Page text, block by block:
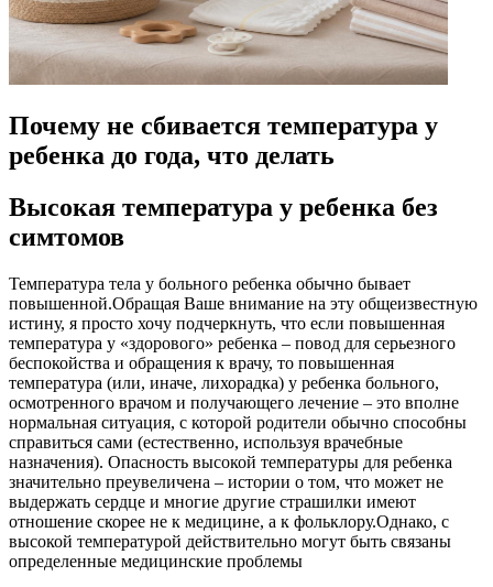
Почему не сбивается температура у
ребенка до года, что делать
Высокая температура у ребенка без
симтомов
Температура тела у больного ребенка обычно бывает
повышенной.Обращая Ваше внимание на эту общеизвестную
истину, я просто хочу подчеркнуть, что если повышенная
температура у «здорового» ребенка – повод для серьезного
беспокойства и обращения к врачу, то повышенная
температура (или, иначе, лихорадка) у ребенка больного,
осмотренного врачом и получающего лечение – это вполне
нормальная ситуация, с которой родители обычно способны
справиться сами (естественно, используя врачебные
назначения). Опасность высокой температуры для ребенка
значительно преувеличена – истории о том, что может не
выдержать сердце и многие другие страшилки имеют
отношение скорее не к медицине, а к фольклору.Однако, с
высокой температурой действительно могут быть связаны
определенные медицинские проблемы